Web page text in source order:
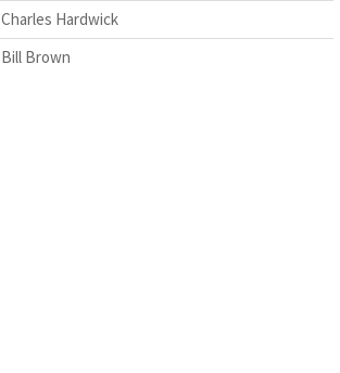
Charles Hardwick
Bill Brown